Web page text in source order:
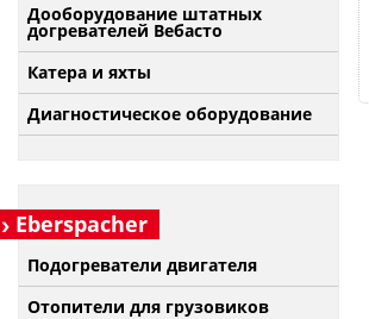
Дооборудование штатных
догревателей Вебасто
Катера и яхты
Диагностическое оборудование
Eberspacher
Подогреватели двигателя
Отопители для грузовиков